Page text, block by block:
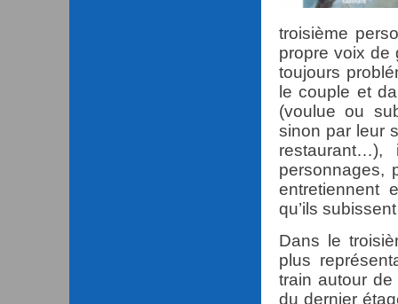
troisième
propre voix de
toujours
le couple et
(voulue ou
sinon par leur
personnages,
entretiennent
qu’ils
Dans le
plus
train autour
du dernier